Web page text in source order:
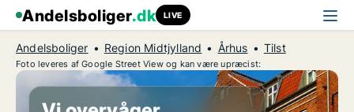
Andelsboliger.dk LIVE
Andelsboliger Region Midtjylland Århus Tilst
Foto leveres af Google Street View og kan være upræcist: